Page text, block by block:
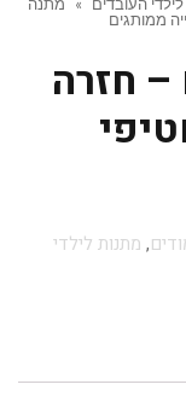
העובדים »
מתנה
ממותגים
– חזרה
, מתנות לילדי